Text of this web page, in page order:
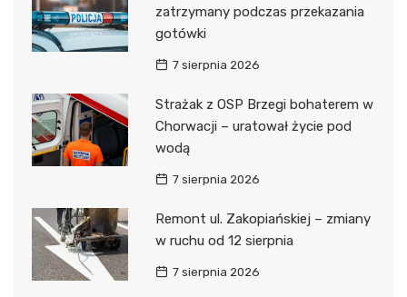
zatrzymany podczas przekazania
gotówki
7 sierpnia 2026
Strażak z OSP Brzegi bohaterem w
Chorwacji – uratował życie pod
wodą
7 sierpnia 2026
Remont ul. Zakopiańskiej – zmiany
w ruchu od 12 sierpnia
7 sierpnia 2026